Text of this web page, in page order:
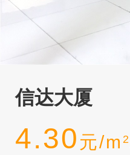
信达大厦
4.30 元/m 2